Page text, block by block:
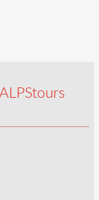
ALPStours